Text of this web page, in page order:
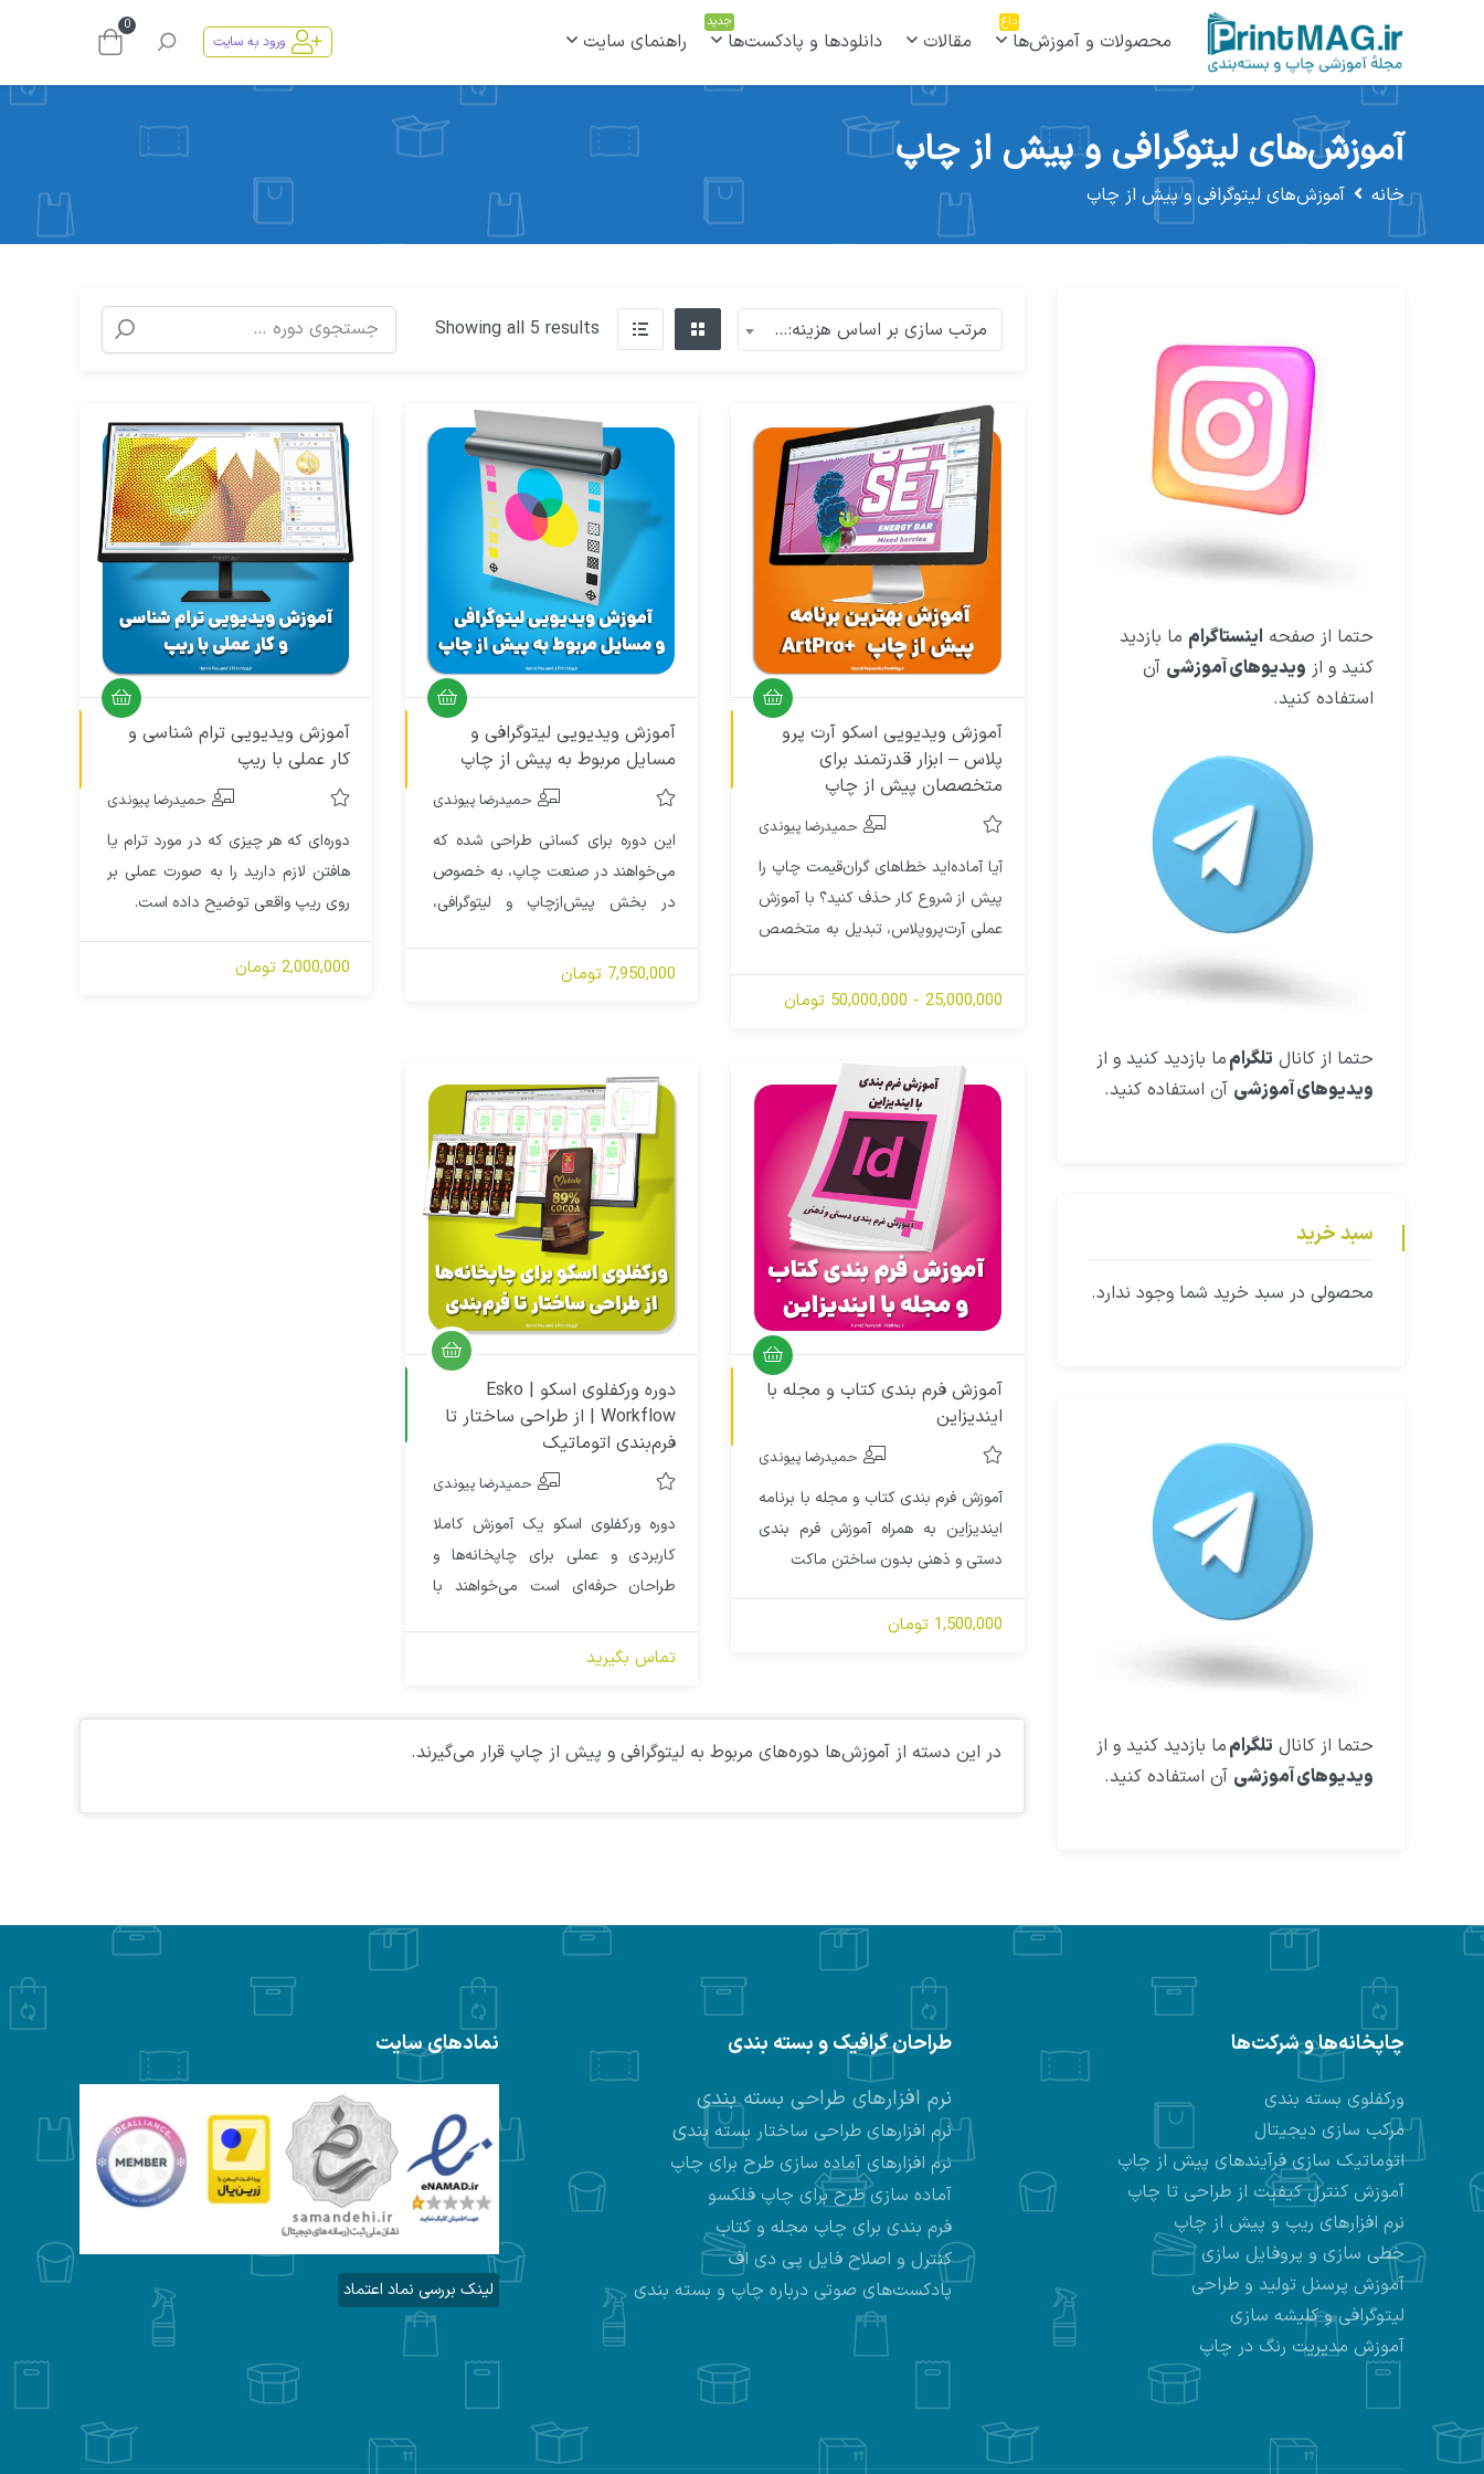
محصولات و آموزش‌ها
داغ
مقالات دانلودها و پادکست‌ها
جدید
راهنمای سایت ورود به سایت
0
آموزش‌های لیتوگرافی و پیش از چاپ
خانه آموزش‌های لیتوگرافی و پیش از چاپ
مرتب سازی بر اساس هزینه: زیاد به کم Showing all 5 results
آموزش ویدیویی اسکو آرت پرو
پلاس – ابزار قدرتمند برای
متخصصان پیش از چاپ
حمیدرضا پیوندی
آیا آماده‌اید خطاهای گران‌قیمت چاپ را
پیش از شروع کار حذف کنید؟ با آموزش
عملی آرت‌پرو‌پلاس، تبدیل به متخصص
شوید — ویژه لیتوگرافی، کلیشه‌سازی،
25,000,000 - 50,000,000 تومان
آموزش ویدیویی لیتوگرافی و
مسایل مربوط به پیش از چاپ
حمیدرضا پیوندی
این دوره برای کسانی طراحی شده که
می‌خواهند در صنعت چاپ، به خصوص
در بخش پیش‌ازچاپ و لیتوگرافی،
عنوان اپراتور لیتوگرافی و چه طراح‌هایی
7,950,000 تومان
آموزش ویدیویی ترام شناسی و
کار عملی با ریپ
حمیدرضا پیوندی
دوره‌ای که هر چیزی که در مورد ترام یا
هافتن لازم دارید را به صورت عملی بر
روی ریپ واقعی توضیح داده است.
2,000,000 تومان
آموزش فرم بندی کتاب و مجله با
ایندیزاین
حمیدرضا پیوندی
آموزش فرم بندی کتاب و مجله با برنامه
ایندیزاین به همراه آموزش فرم بندی
دستی و ذهنی بدون ساختن ماکت
1,500,000 تومان
دوره ورکفلوی اسکو | Esko
Workflow | از طراحی ساختار تا
فرم‌بندی اتوماتیک
حمیدرضا پیوندی
دوره ورکفلوی اسکو یک آموزش کاملا
کاربردی و عملی برای چاپخانه‌ها و
طراحان حرفه‌ای است می‌خواهند با
بسته‌بندی، از طراحی ساختار تا ارایه
تماس بگیرید
در این دسته از آموزش‌ها دوره‌های مربوط به لیتوگرافی و پیش از چاپ قرار می‌گیرند.
حتما از صفحه اینستاگرام ما بازدید
کنید و از ویدیوهای آموزشی آن
استفاده کنید.
حتما از کانال تلگرامما بازدید کنید و از
ویدیوهای آموزشی آن استفاده کنید.
سبد خرید
محصولی در سبد خرید شما وجود ندارد.
حتما از کانال تلگرامما بازدید کنید و از
ویدیوهای آموزشی آن استفاده کنید.
چاپخانه‌ها و شرکت‌ها
ورکفلوی بسته بندی
مرکب سازی دیجیتال
اتوماتیک سازی فرآیندهای پیش از چاپ
آموزش کنترل کیفیت از طراحی تا چاپ
نرم افزارهای ریپ و پیش از چاپ
خطی سازی و پروفایل سازی
آموزش پرسنل تولید و طراحی
لیتوگرافی و کلیشه سازی
آموزش مدیریت رنگ در چاپ
طراحان گرافیک و بسته بندی
نرم افزارهای طراحی بسته بندی
نرم افزارهای طراحی ساختار بسته بندی
نرم افزارهایآماده سازی طرح برای چاپ
آماده سازی طرح برای چاپ فلکسو
فرم بندی برای چاپ مجله و کتاب
کنترل و اصلاح فایل پی دی اف
پادکست‌های صوتی درباره چاپ و بسته بندی
نمادهای سایت
لینک بررسی نماد اعتماد